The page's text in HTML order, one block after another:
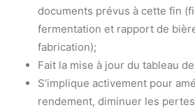
documents prévus à cette fin
fermentation et rapport de
fabrication);
Fait la mise à jour du tableau
S’implique activement pour
rendement, diminuer les